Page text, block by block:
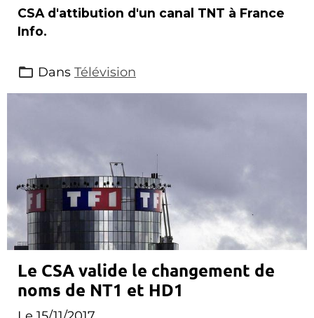
CSA d'attibution d'un canal TNT à France
Info.
Dans Télévision
Le CSA valide le changement de
noms de NT1 et HD1